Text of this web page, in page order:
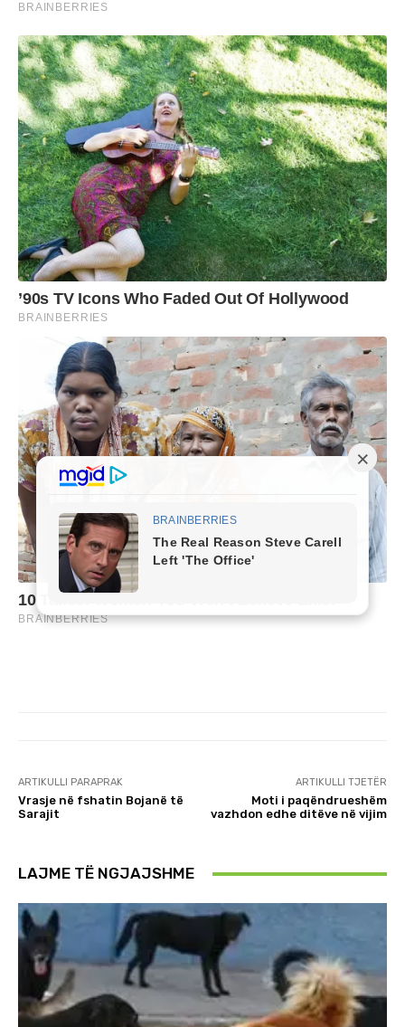
ARTIKULLI PARAPRAK
Vrasje në fshatin Bojanë të
Sarajit
ARTIKULLI TJETËR
Moti i paqëndrueshëm
vazhdon edhe ditëve në vijim
LAJME TË NGJAJSHME